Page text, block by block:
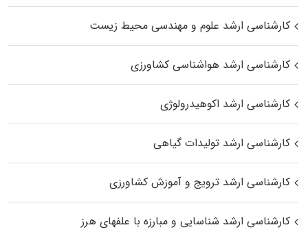
کارشناسی ارشد علوم و مهندسی محیط زیست
کارشناسی ارشد هواشناسی کشاورزی
کارشناسی ارشد اکوهیدرولوژی
کارشناسی ارشد تولیدات گیاهی
کارشناسی ارشد ترویج و آموزش کشاورزی
کارشناسی ارشد شناسایی و مبارزه با علفهای هرز